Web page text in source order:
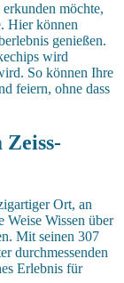
möchte,
Hier können
genießen.
wird
So können Ihre
feiern, ohne dass
Ort, an
Weise Wissen über
Mit seinen 307
durchmessenden
Erlebnis für